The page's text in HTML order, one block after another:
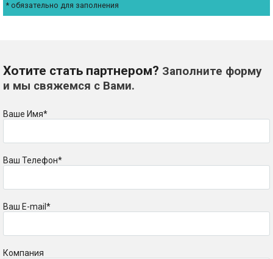
* обязательно для заполнения
Хотите стать партнером? Заполните форму
и мы свяжемся с Вами.
Ваше Имя*
Ваш Телефон*
Ваш E-mail*
Компания